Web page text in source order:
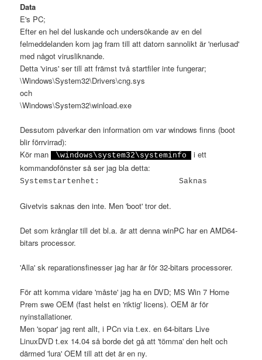
Data
E's PC;
Efter en hel del luskande och undersökande av en del
felmeddelanden kom jag fram till att datorn sannolikt är 'nerlusad'
med något virusliknande.
Detta 'virus' ser till att främst två startfiler inte fungerar;
\Windows\System32\Drivers\cng.sys
och
\Windows\System32\winload.exe
Dessutom påverkar den information om var windows finns (boot
blir förrvirrad):
Kör man \windows\system32\systeminfo
i ett
kommandofönster så ser jag bla detta:
Systemstartenhet: Saknas
Givetvis saknas den inte. Men 'boot' tror det.
Det som krånglar till det bl.a. är att denna winPC har en AMD64-
bitars processor.
'Alla' sk reparationsfinesser jag har är för 32-bitars processorer.
För att komma vidare 'måste' jag ha en DVD; MS Win 7 Home
Prem swe OEM (fast helst en 'riktig' licens). OEM är för
nyinstallationer.
Men 'sopar' jag rent allt, i PCn via t.ex. en 64-bitars Live
LinuxDVD t.ex 14.04 så borde det gå att 'tömma' den helt och
därmed 'lura' OEM till att det är en ny.